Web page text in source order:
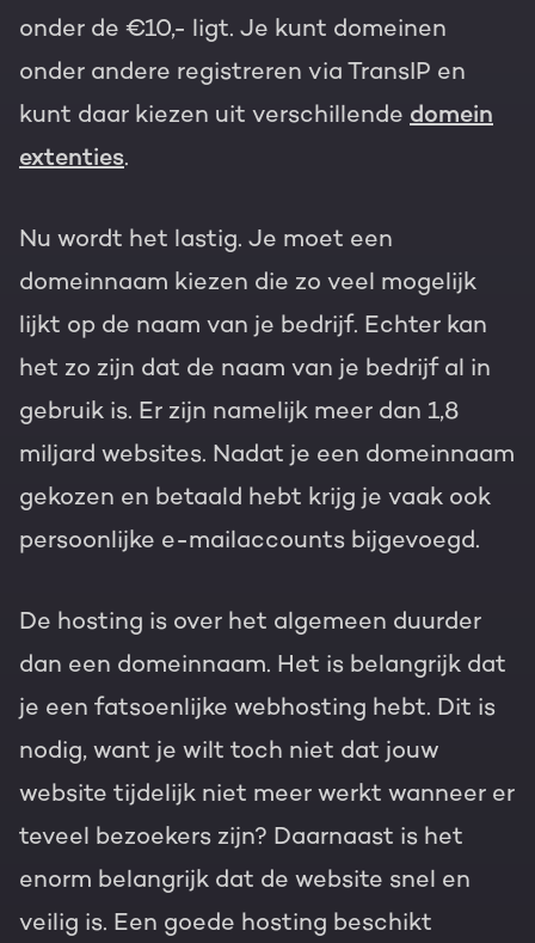
onder de €10,- ligt. Je kunt domeinen
onder andere registreren via TransIP en
kunt daar kiezen uit verschillende domein
extenties.
Nu wordt het lastig. Je moet een
domeinnaam kiezen die zo veel mogelijk
lijkt op de naam van je bedrijf. Echter kan
het zo zijn dat de naam van je bedrijf al in
gebruik is. Er zijn namelijk meer dan 1,8
miljard websites. Nadat je een domeinnaam
gekozen en betaald hebt krijg je vaak ook
persoonlijke e-mailaccounts bijgevoegd.
De hosting is over het algemeen duurder
dan een domeinnaam. Het is belangrijk dat
je een fatsoenlijke webhosting hebt. Dit is
nodig, want je wilt toch niet dat jouw
website tijdelijk niet meer werkt wanneer er
teveel bezoekers zijn? Daarnaast is het
enorm belangrijk dat de website snel en
veilig is. Een goede hosting beschikt